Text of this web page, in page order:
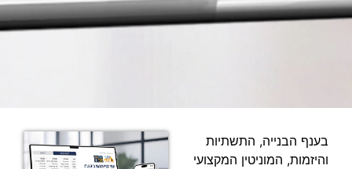
בענף הבנייה, התשתיות
והיזמות, המוניטין המקצועי